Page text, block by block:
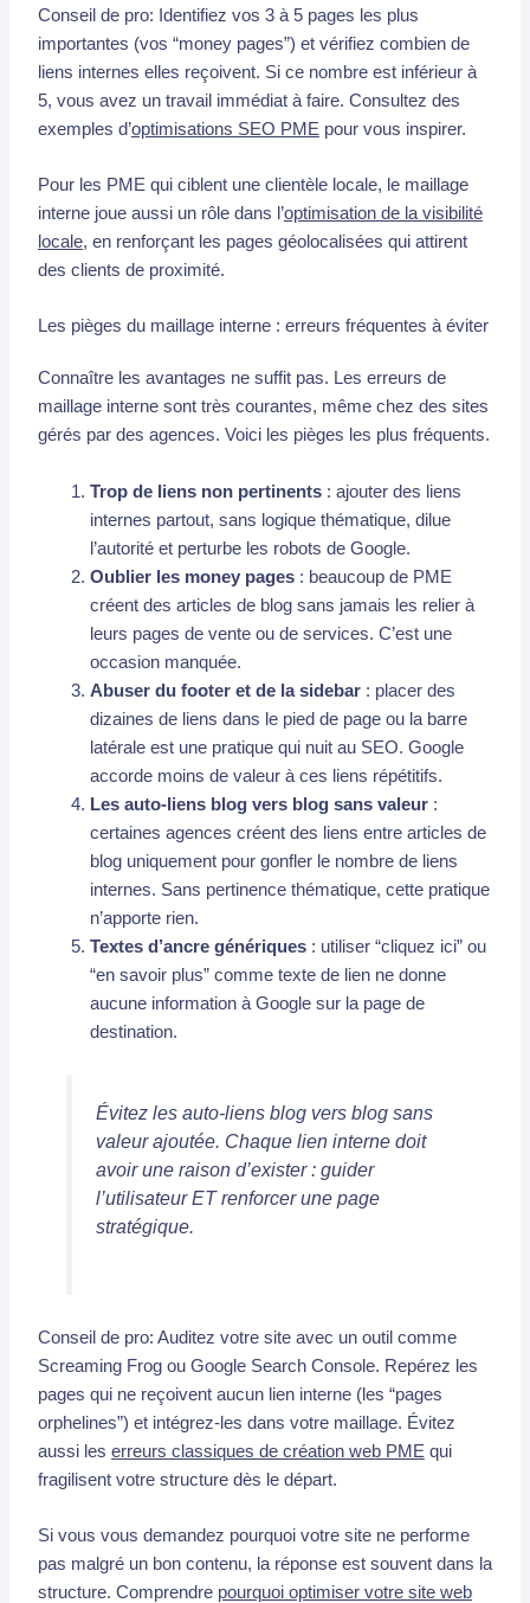
Conseil de pro: Identifiez vos 3 à 5 pages les plus
importantes (vos “money pages”) et vérifiez combien de
liens internes elles reçoivent. Si ce nombre est inférieur à
5, vous avez un travail immédiat à faire. Consultez des
exemples d’optimisations SEO PME pour vous inspirer.
Pour les PME qui ciblent une clientèle locale, le maillage
interne joue aussi un rôle dans l’optimisation de la visibilité
locale, en renforçant les pages géolocalisées qui attirent
des clients de proximité.
Les pièges du maillage interne : erreurs fréquentes à éviter
Connaître les avantages ne suffit pas. Les erreurs de
maillage interne sont très courantes, même chez des sites
gérés par des agences. Voici les pièges les plus fréquents.
Trop de liens non pertinents: ajouter des liens
internes partout, sans logique thématique, dilue
l’autorité et perturbe les robots de Google.
Oublier les money pages: beaucoup de PME
créent des articles de blog sans jamais les relier à
leurs pages de vente ou de services. C’est une
occasion manquée.
Abuser du footer et de la sidebar: placer des
dizaines de liens dans le pied de page ou la barre
latérale est une pratique qui nuit au SEO. Google
accorde moins de valeur à ces liens répétitifs.
Les auto-liens blog vers blog sans valeur:
certaines agences créent des liens entre articles de
blog uniquement pour gonfler le nombre de liens
internes. Sans pertinence thématique, cette pratique
n’apporte rien.
Textes d’ancre génériques: utiliser “cliquez ici” ou
“en savoir plus” comme texte de lien ne donne
aucune information à Google sur la page de
destination.
Évitez les auto-liens blog vers blog sans
valeur ajoutée. Chaque lien interne doit
avoir une raison d’exister : guider
l’utilisateur ET renforcer une page
stratégique.
Conseil de pro: Auditez votre site avec un outil comme
Screaming Frog ou Google Search Console. Repérez les
pages qui ne reçoivent aucun lien interne (les “pages
orphelines”) et intégrez-les dans votre maillage. Évitez
aussi les erreurs classiques de création web PME qui
fragilisent votre structure dès le départ.
Si vous vous demandez pourquoi votre site ne performe
pas malgré un bon contenu, la réponse est souvent dans la
structure. Comprendre pourquoi optimiser votre site web